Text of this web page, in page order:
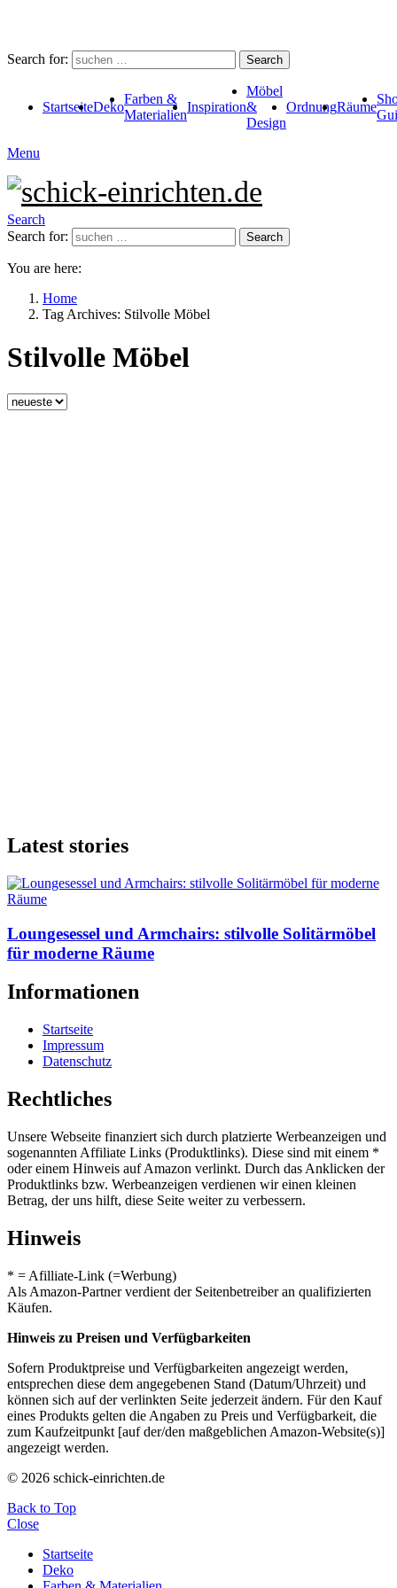
Search for: Search
StartseiteDeko
Farben &
Materialien
Inspiration
Möbel
&
Design
OrdnungRäume
Menu
Search
Search for:
Search
You are here:
Home
Tag Archives: Stilvolle Möbel
Stilvolle Möbel
Latest stories
Loungesessel und Armchairs: stilvolle Solitärmöbel
für moderne Räume
Informationen
Startseite
Impressum
Datenschutz
Rechtliches
Unsere Webseite finanziert sich durch platzierte Werbeanzeigen und
sogenannten Affiliate Links (Produktlinks). Diese sind mit einem *
oder einem Hinweis auf Amazon verlinkt. Durch das Anklicken der
Produktlinks bzw. Werbeanzeigen verdienen wir einen kleinen
Betrag, der uns hilft, diese Seite weiter zu verbessern.
Hinweis
* = Afilliate-Link (=Werbung)
Als Amazon-Partner verdient der Seitenbetreiber an qualifizierten
Käufen.
Hinweis zu Preisen und Verfügbarkeiten
Sofern Produktpreise und Verfügbarkeiten angezeigt werden,
entsprechen diese dem angegebenen Stand (Datum/Uhrzeit) und
können sich auf der verlinkten Seite jederzeit ändern. Für den Kauf
eines Produkts gelten die Angaben zu Preis und Verfügbarkeit, die
zum Kaufzeitpunkt [auf der/den maßgeblichen Amazon-Website(s)]
angezeigt werden.
© 2026 schick-einrichten.de
Back to Top
Close
Startseite
Deko